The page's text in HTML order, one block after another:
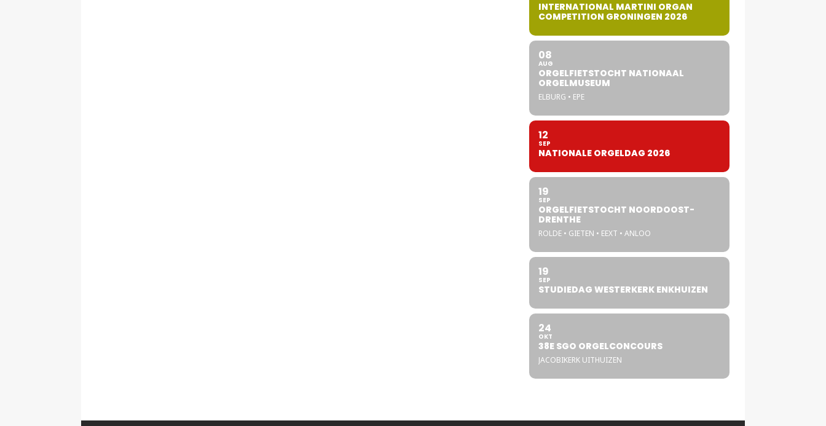
INTERNATIONAL MARTINI ORGAN
COMPETITION GRONINGEN 2026
08
AUG
ORGELFIETSTOCHT NATIONAAL
ORGELMUSEUM
ELBURG • EPE
12
SEP
NATIONALE ORGELDAG 2026
19
SEP
ORGELFIETSTOCHT NOORDOOST-
DRENTHE
ROLDE • GIETEN • EEXT • ANLOO
19
SEP
STUDIEDAG WESTERKERK ENKHUIZEN
24
OKT
38E SGO ORGELCONCOURS
JACOBIKERK UITHUIZEN